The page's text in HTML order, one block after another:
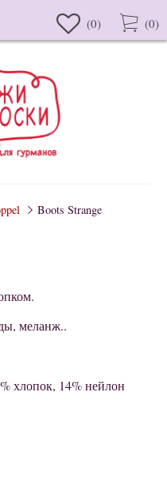
(0) (0)
Boots Strange
меланж..
хлопок, 14% нейлон